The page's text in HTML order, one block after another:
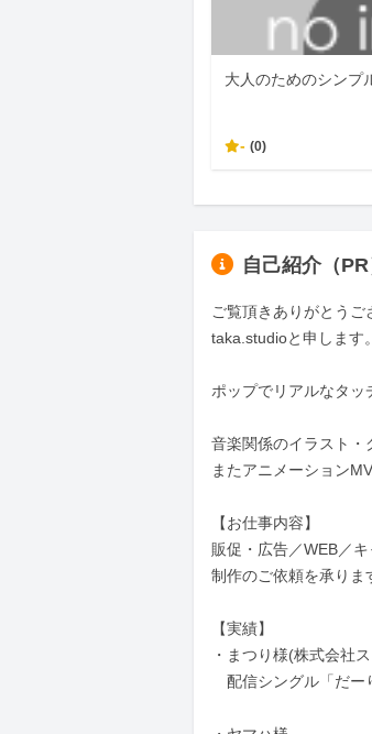
大人のためのシンプ
- (0)
自己紹介（PR
ご覧頂きありがとうご
taka.studioと申します。
ポップでリアルなタッ
音楽関係のイラスト・
またアニメーション
【お仕事内容】
販促・広告／WEB／
制作のご依頼を承りま
【実績】
・まつり様(株式会社
配信シングル「だー